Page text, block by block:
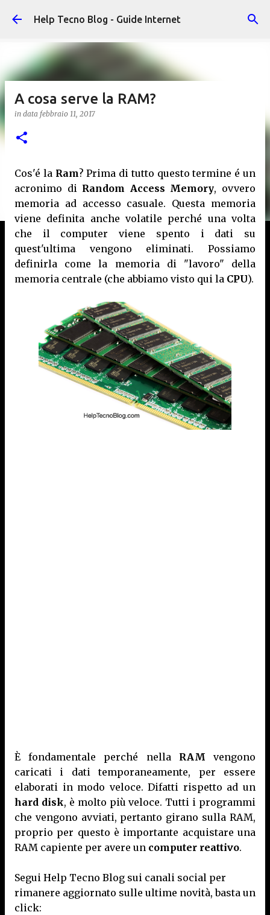
Passa ai contenuti principali
Help Tecno Blog - Guide Internet
A cosa serve la RAM?
in data febbraio 11, 2017
Cos'é la Ram? Prima di tutto questo termine é un
acronimo di Random Access Memory, ovvero
memoria ad accesso casuale. Questa memoria
viene definita anche volatile perché una volta
che il computer viene spento i dati su
quest'ultima vengono eliminati. Possiamo
definirla come la memoria di "lavoro" della
memoria centrale (che abbiamo visto qui la CPU).
È fondamentale perché nella RAM vengono
caricati i dati temporaneamente, per essere
elaborati in modo veloce. Difatti rispetto ad un
hard disk, è molto più veloce. Tutti i programmi
che vengono avviati, pertanto girano sulla RAM,
proprio per questo è importante acquistare una
RAM capiente per avere un computer reattivo.
Segui Help Tecno Blog sui canali social per
rimanere aggiornato sulle ultime novità, basta un
click: